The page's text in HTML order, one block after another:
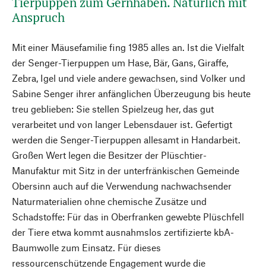
Anspruch
Mit einer Mäusefamilie fing 1985 alles an. Ist die Vielfalt
der Senger-Tierpuppen um Hase, Bär, Gans, Giraffe,
Zebra, Igel und viele andere gewachsen, sind Volker und
Sabine Senger ihrer anfänglichen Überzeugung bis heute
treu geblieben: Sie stellen Spielzeug her, das gut
verarbeitet und von langer Lebensdauer ist. Gefertigt
werden die Senger-Tierpuppen allesamt in Handarbeit.
Großen Wert legen die Besitzer der Plüschtier-
Manufaktur mit Sitz in der unterfränkischen Gemeinde
Obersinn auch auf die Verwendung nachwachsender
Naturmaterialien ohne chemische Zusätze und
Schadstoffe: Für das in Oberfranken gewebte Plüschfell
der Tiere etwa kommt ausnahmslos zertifizierte kbA-
Baumwolle zum Einsatz. Für dieses
ressourcenschützende Engagement wurde die